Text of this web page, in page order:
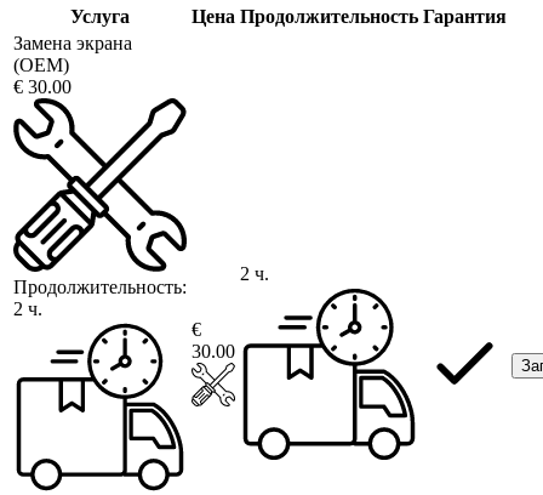
Услуга Цена Продолжительность Гарантия
Замена экрана
(OEM)
€ 30.00
Продолжительность:
2 ч.
€
30.00
2 ч.